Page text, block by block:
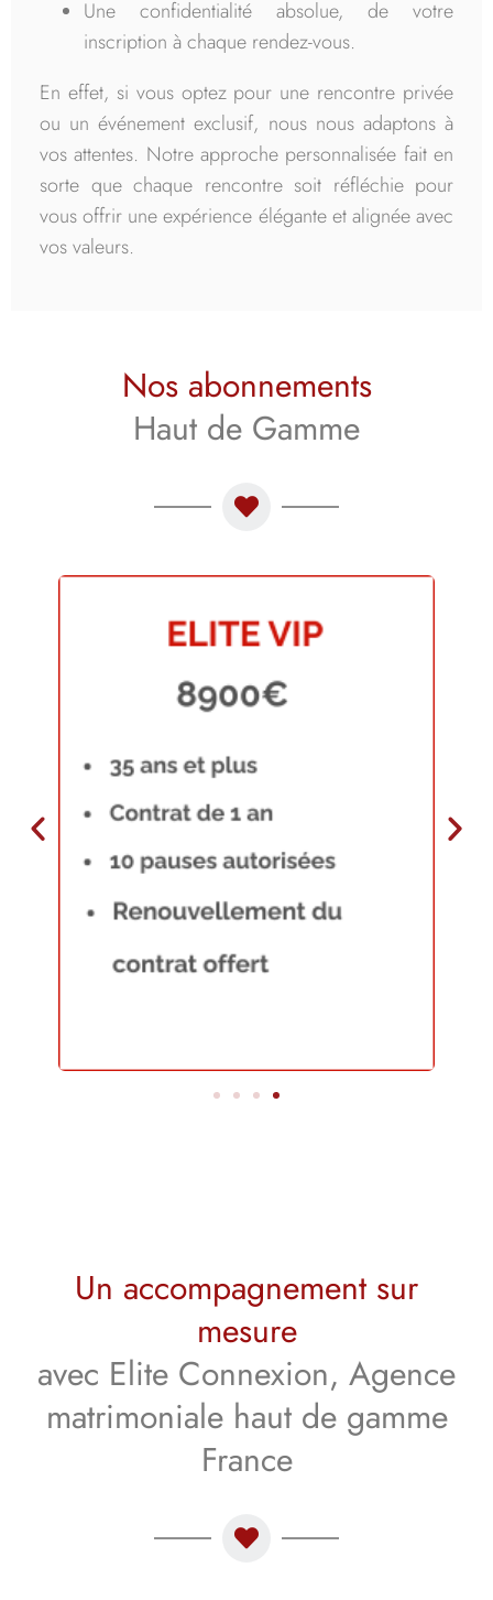
Une confidentialité absolue, de votre
inscription à chaque rendez-vous.
En effet, si vous optez pour une rencontre privée
ou un événement exclusif, nous nous adaptons à
vos attentes. Notre approche personnalisée fait en
sorte que chaque rencontre soit réfléchie pour
vous offrir une expérience élégante et alignée avec
vos valeurs.
Nos abonnements
Haut de Gamme
Un accompagnement sur
mesure
avec Elite Connexion, Agence
matrimoniale haut de gamme
France